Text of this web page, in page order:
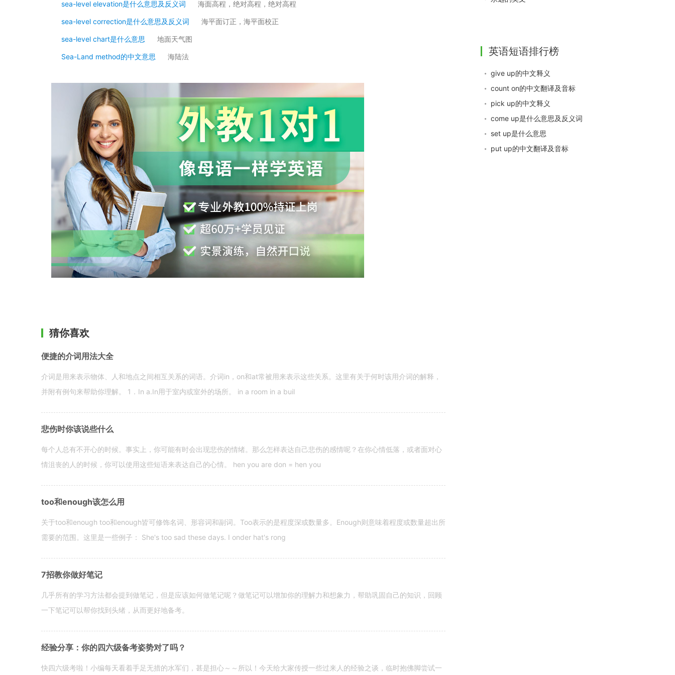
sea-level elevation是什么意思及反义词 海面高程，绝对高程，绝对高程
sea-level correction是什么意思及反义词 海平面订正，海平面校正
sea-level chart是什么意思 地面天气图
Sea-Land method的中文意思 海陆法
猜你喜欢
便捷的介词用法大全
介词是用来表示物体、人和地点之间相互关系的词语。介词in，on和at常被用来表示这些关系。这里有关于何时该用介词的解释，
并附有例句来帮助你理解。 1．In a.In用于室内或室外的场所。 in a room in a buil
悲伤时你该说些什么
每个人总有不开心的时候。事实上，你可能有时会出现悲伤的情绪。那么怎样表达自己悲伤的感情呢？在你心情低落，或者面对心
情沮丧的人的时候，你可以使用这些短语来表达自己的心情。 hen you are don = hen you
too和enough该怎么用
关于too和enough too和enough皆可修饰名词、形容词和副词。Too表示的是程度深或数量多。Enough则意味着程度或数量超出所
需要的范围。这里是一些例子： She's too sad these days. I onder hat's rong
7招教你做好笔记
几乎所有的学习方法都会提到做笔记，但是应该如何做笔记呢？做笔记可以增加你的理解力和想象力，帮助巩固自己的知识，回顾
一下笔记可以帮你找到头绪，从而更好地备考。
经验分享：你的四六级备考姿势对了吗？
快四六级考啦！小编每天看着手足无措的水军们，甚是担心～～所以！今天给大家传授一些过来人的经验之谈，临时抱佛脚尝试一
英语短语排行榜
give up的中文释义
count on的中文翻译及音标
pick up的中文释义
come up是什么意思及反义词
set up是什么意思
put up的中文翻译及音标